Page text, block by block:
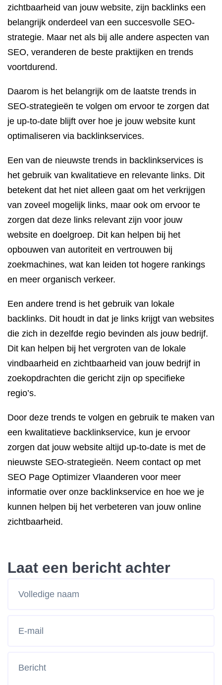
zichtbaarheid van jouw website, zijn backlinks een
belangrijk onderdeel van een succesvolle SEO-
strategie. Maar net als bij alle andere aspecten van
SEO, veranderen de beste praktijken en trends
voortdurend.
Daarom is het belangrijk om de laatste trends in
SEO-strategieën te volgen om ervoor te zorgen dat
je up-to-date blijft over hoe je jouw website kunt
optimaliseren via backlinkservices.
Een van de nieuwste trends in backlinkservices is
het gebruik van kwalitatieve en relevante links. Dit
betekent dat het niet alleen gaat om het verkrijgen
van zoveel mogelijk links, maar ook om ervoor te
zorgen dat deze links relevant zijn voor jouw
website en doelgroep. Dit kan helpen bij het
opbouwen van autoriteit en vertrouwen bij
zoekmachines, wat kan leiden tot hogere rankings
en meer organisch verkeer.
Een andere trend is het gebruik van lokale
backlinks. Dit houdt in dat je links krijgt van websites
die zich in dezelfde regio bevinden als jouw bedrijf.
Dit kan helpen bij het vergroten van de lokale
vindbaarheid en zichtbaarheid van jouw bedrijf in
zoekopdrachten die gericht zijn op specifieke
regio’s.
Door deze trends te volgen en gebruik te maken van
een kwalitatieve backlinkservice, kun je ervoor
zorgen dat jouw website altijd up-to-date is met de
nieuwste SEO-strategieën. Neem contact op met
SEO Page Optimizer Vlaanderen voor meer
informatie over onze backlinkservice en hoe we je
kunnen helpen bij het verbeteren van jouw online
zichtbaarheid.
Laat een bericht achter